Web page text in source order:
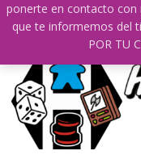
ponerte en contacto con
que te informemos del
POR TU